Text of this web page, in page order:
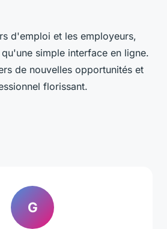
d'emploi et les employeurs,
simple interface en ligne.
de nouvelles opportunités et
florissant.
G